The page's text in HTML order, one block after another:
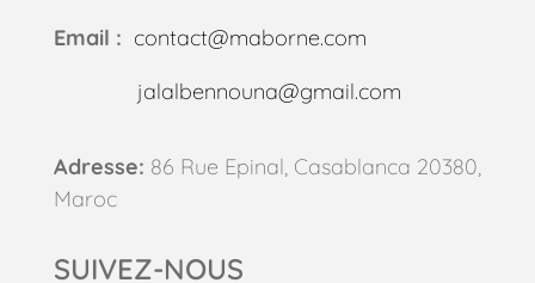
Email : contact@maborne.com
jalalbennouna@gmail.com
Adresse: 86 Rue Epinal, Casablanca 20380,
Maroc
SUIVEZ-NOUS